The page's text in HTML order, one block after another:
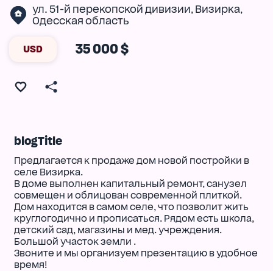
ул. 51-й перекопской дивизии, Визирка,
Одесская область
USD 35 000 $
blogTitle
Предлагается к продаже дом новой постройки в
селе Визирка.
В доме выполнен капитальный ремонт, санузел
совмещен и облицован современной плиткой.
Дом находится в самом селе, что позволит жить
круглогодично и прописаться. Рядом есть школа,
детский сад, магазины и мед. учреждения.
Большой участок земли .
Звоните и мы организуем презентацию в удобное
время!